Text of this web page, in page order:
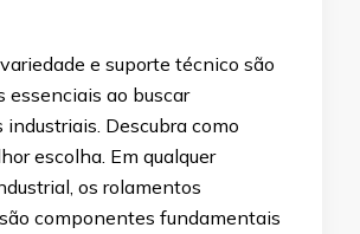
e suporte técnico são
essenciais ao buscar
Descubra como
escolha. Em qualquer
os rolamentos
componentes fundamentais